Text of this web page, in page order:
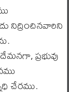
నిద్రించినవారిని
ప్రభువు
చేరము.